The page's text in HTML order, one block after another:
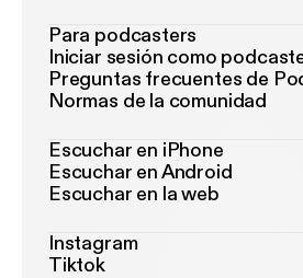
Para podcasters
Iniciar sesión como
Preguntas frecuentes de
Normas de la comunidad
Escuchar en iPhone
Escuchar en Android
Escuchar en la web
Instagram
Tiktok